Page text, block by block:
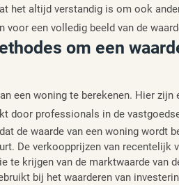
het altijd verstandig is om ook
een volledig beeld van de
om een
een woning te berekenen. Hier zijn
door professionals in de
de waarde van een woning wordt
De verkoopprijzen van recentelijk
te krijgen van de marktwaarde van
bij het waarderen van